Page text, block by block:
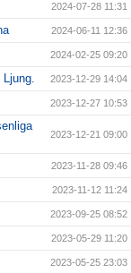
2024-07-28 11:31
2024-06-11 12:36
2024-02-25 09:20
Ljung. 2023-12-29 14:04
2023-12-27 10:53
2023-12-21 09:00
2023-11-28 09:46
2023-11-12 11:24
2023-09-25 08:52
2023-05-29 11:20
2023-05-25 23:03